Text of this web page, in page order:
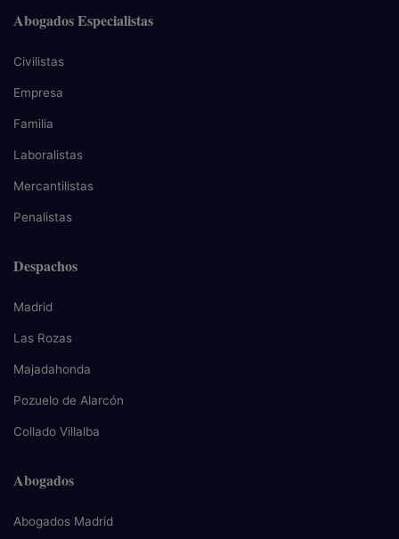
Abogados Especialistas
Civilistas
Empresa
Familia
Laboralistas
Mercantilistas
Penalistas
Despachos
Madrid
Las Rozas
Majadahonda
Pozuelo de Alarcón
Collado Villalba
Abogados
Abogados Madrid